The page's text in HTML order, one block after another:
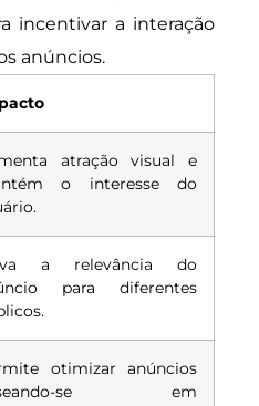
incentivar a interação
anúncios.
atração visual e
o interesse do
a relevância do
para diferentes
otimizar anúncios
se em